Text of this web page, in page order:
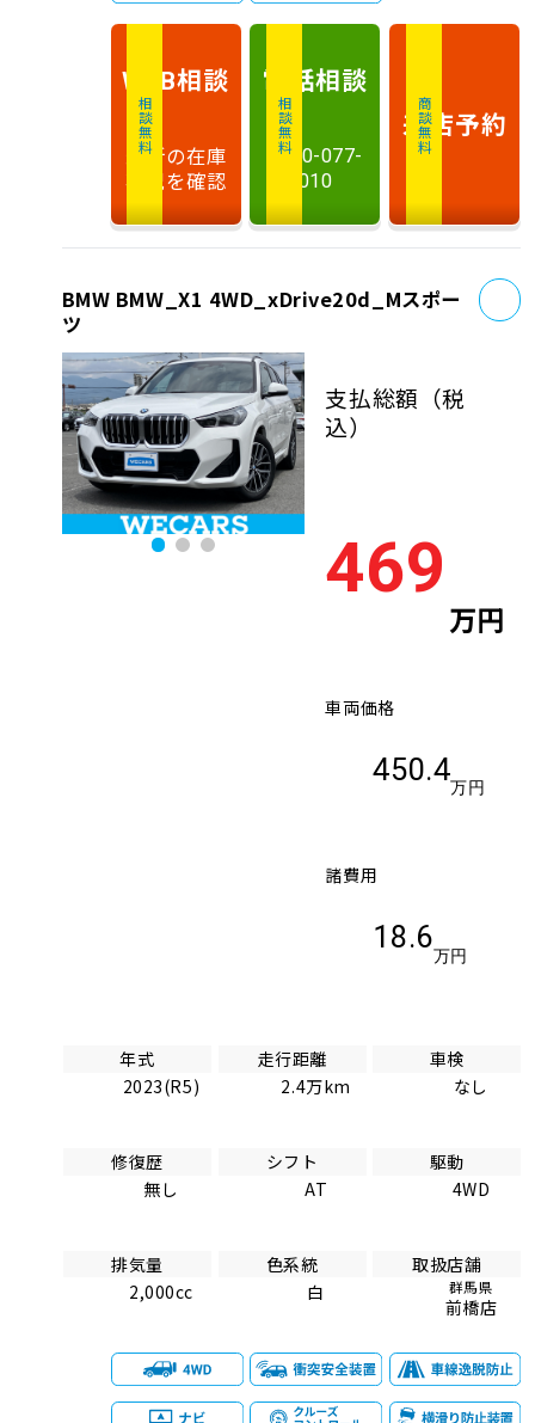
相談無料
WEB相談
最新の在庫
状況を確認
相談無料
電話相談
0120-077-
010
商談無料
来店予約
BMW BMW_X1 4WD_xDrive20d_Mスポー
ツ
支払総額 （税
込）
469
万円
車両価格
450.4
万円
諸費用
18.6
万円
年式
2023(R5)
走行距離
2.4万km
車検
なし
修復歴
無し
シフト
AT
駆動
4WD
排気量
2,000cc
色系統
白
取扱店舗
群馬県
前橋店